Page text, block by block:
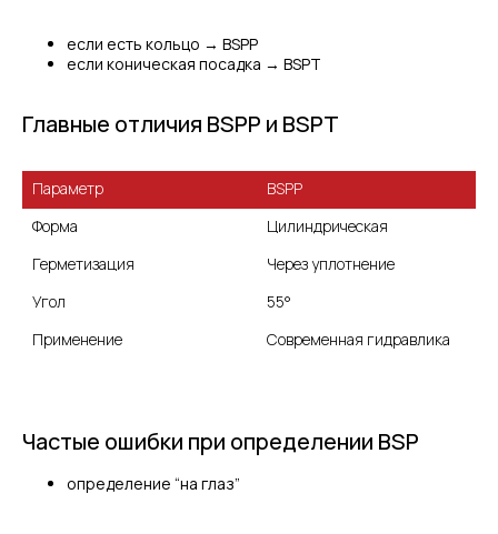
если есть кольцо → BSPP
если коническая посадка → BSPT
Главные отличия BSPP и BSPT
BSPP
Форма
Цилиндрическая
Через уплотнение
Угол
55°
Применение
Современная гидравлика
Частые ошибки при определении BSP
определение “на глаз”